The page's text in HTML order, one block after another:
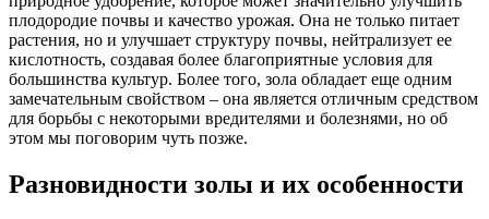
плодородие почвы и качество урожая. Она не только питает
растения, но и улучшает структуру почвы, нейтрализует ее
кислотность, создавая более благоприятные условия для
большинства культур. Более того, зола обладает еще одним
замечательным свойством – она является отличным средством
для борьбы с некоторыми вредителями и болезнями, но об
этом мы поговорим чуть позже.
Разновидности золы и их особенности